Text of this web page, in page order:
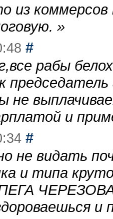
из
»
#
рабы
не
и
#
не видать
и типа